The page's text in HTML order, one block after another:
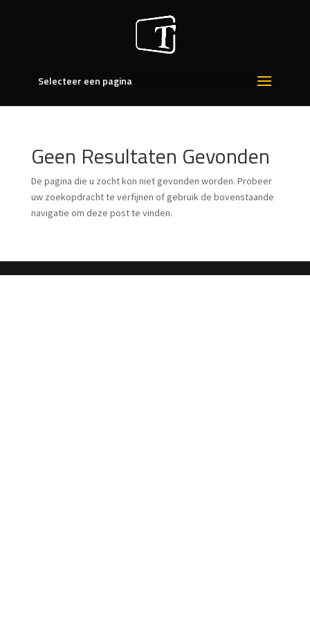
Selecteer een pagina
Geen Resultaten Gevonden
De pagina die u zocht kon niet gevonden worden. Probeer
uw zoekopdracht te verfijnen of gebruik de bovenstaande
navigatie om deze post te vinden.